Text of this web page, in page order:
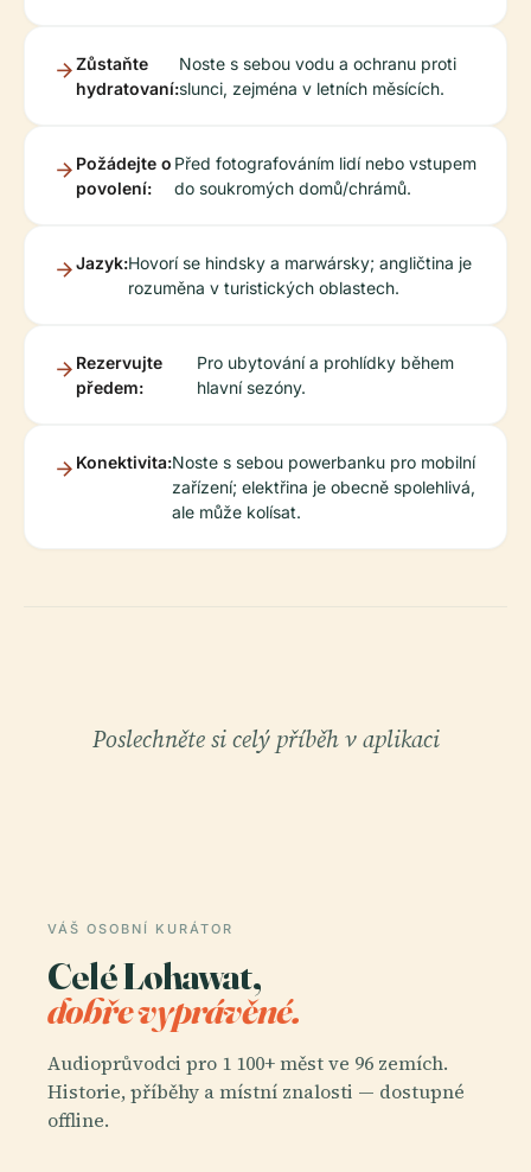
Zůstaňte
hydratovaní:
Noste s sebou vodu a ochranu proti
slunci, zejména v letních měsících.
Požádejte o
povolení:
Před fotografováním lidí nebo vstupem
do soukromých domů/chrámů.
Jazyk:Hovorí se hindsky a marwársky; angličtina je
rozuměna v turistických oblastech.
Rezervujte
předem:
Pro ubytování a prohlídky během
hlavní sezóny.
Konektivita:Noste s sebou powerbanku pro mobilní
zařízení; elektřina je obecně spolehlivá,
ale může kolísat.
Poslechněte si celý příběh v aplikaci
VÁŠ OSOBNÍ KURÁTOR
Celé Lohawat,
dobře vyprávěné.
Audioprůvodci pro 1 100+ měst ve 96 zemích.
Historie, příběhy a místní znalosti — dostupné
offline.